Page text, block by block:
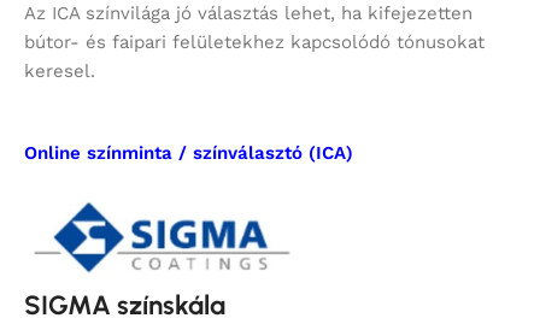
Az ICA színvilága jó választás lehet, ha kifejezetten
bútor- és faipari felületekhez kapcsolódó tónusokat
keresel.
Online színminta / színválasztó (ICA)
SIGMA színskála